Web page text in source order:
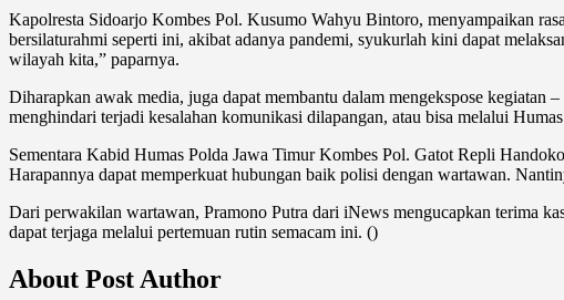
Kapolresta Sidoarjo Kombes Pol. Kusumo Wahyu Bintoro, menyampaikan
bersilaturahmi seperti ini, akibat adanya pandemi, syukurlah kini dapat
wilayah kita,” paparnya.
Diharapkan awak media, juga dapat membantu dalam mengekspose
menghindari terjadi kesalahan komunikasi dilapangan, atau bisa melalui
Sementara Kabid Humas Polda Jawa Timur Kombes Pol. Gatot Repli
Harapannya dapat memperkuat hubungan baik polisi dengan wartawan.
Dari perwakilan wartawan, Pramono Putra dari iNews mengucapkan terima
dapat terjaga melalui pertemuan rutin semacam ini. ()
About Post Author